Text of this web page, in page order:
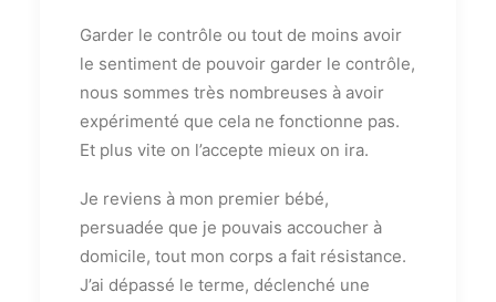
Garder le contrôle ou tout de moins avoir
le sentiment de pouvoir garder le contrôle,
nous sommes très nombreuses à avoir
expérimenté que cela ne fonctionne pas.
Et plus vite on l’accepte mieux on ira.
Je reviens à mon premier bébé,
persuadée que je pouvais accoucher à
domicile, tout mon corps a fait résistance.
J’ai dépassé le terme, déclenché une